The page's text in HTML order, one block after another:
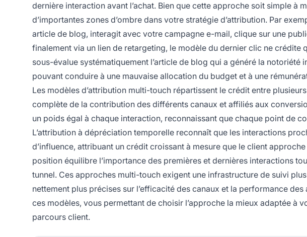
dernière interaction avant l’achat. Bien que cette approche soit simple à
d’importantes zones d’ombre dans votre stratégie d’attribution. Par
article de blog, interagit avec votre campagne e-mail, clique sur une
finalement via un lien de retargeting, le modèle du dernier clic ne
sous-évalue systématiquement l’article de blog qui a généré la notoriété
pouvant conduire à une mauvaise allocation du budget et à une
Les modèles d’attribution multi-touch répartissent le crédit entre
complète de la contribution des différents canaux et affiliés aux
un poids égal à chaque interaction, reconnaissant que chaque point de
L’attribution à dépréciation temporelle reconnaît que les interactions
d’influence, attribuant un crédit croissant à mesure que le client
position équilibre l’importance des premières et dernières interactions
tunnel. Ces approches multi-touch exigent une infrastructure de suivi
nettement plus précises sur l’efficacité des canaux et la performance
ces modèles, vous permettant de choisir l’approche la mieux adaptée à
parcours client.